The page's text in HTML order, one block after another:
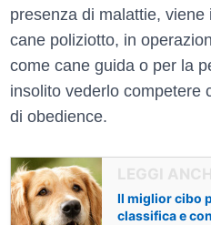
presenza di malattie,
cane poliziotto, in
come cane guida o per la
insolito vederlo competere
di obedience.
Il miglior cibo
classifica e